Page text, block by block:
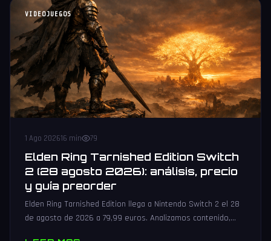
VIDEOJUEGOS
1 Ago 202616 min 79
Elden Ring Tarnished Edition Switch
2 (28 agosto 2026): análisis, precio
y guía preorder
Elden Ring Tarnished Edition llega a Nintendo Switch 2 el 28
de agosto de 2026 a 79,99 euros. Analizamos contenido,